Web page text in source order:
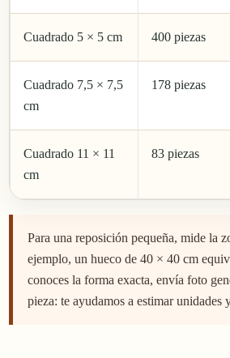
Cuadrado 5 × 5 cm 400 piezas
Cuadrado 7,5 × 7,5
cm
178 piezas
Cuadrado 11 × 11
cm
83 piezas
Para una reposición pequeña, mide la
ejemplo, un hueco de 40 × 40 cm
conoces la forma exacta, envía foto
pieza: te ayudamos a estimar unidades